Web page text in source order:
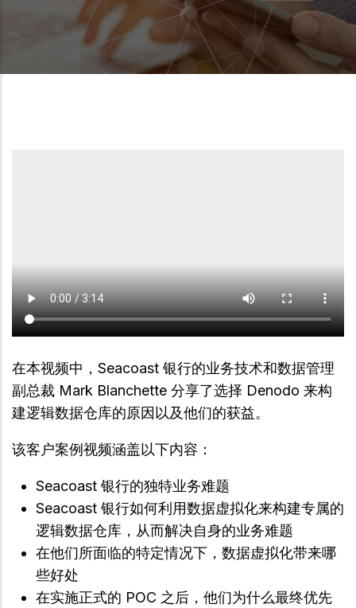
在本视频中，Seacoast 银行的业务技术和数据管理
副总裁 Mark Blanchette 分享了选择 Denodo 来构
建逻辑数据仓库的原因以及他们的获益。
该客户案例视频涵盖以下内容：
Seacoast 银行的独特业务难题
Seacoast 银行如何利用数据虚拟化来构建专属的
逻辑数据仓库，从而解决自身的业务难题
在他们所面临的特定情况下，数据虚拟化带来哪
些好处
在实施正式的 POC 之后，他们为什么最终优先